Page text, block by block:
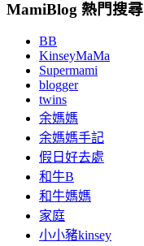
MamiBlog 熱門搜尋
BB
KinseyMaMa
Supermami
blogger
twins
余媽媽
余媽媽手記
假日好去處
和牛B
和牛媽媽
家庭
小小豬kinsey